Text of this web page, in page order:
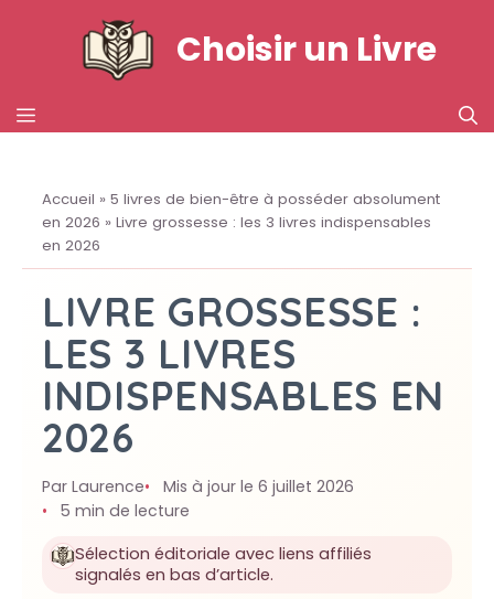
Choisir un Livre
MENU
Accueil » 5 livres de bien-être à posséder absolument
en 2026 » Livre grossesse : les 3 livres indispensables
en 2026
LIVRE GROSSESSE :
LES 3 LIVRES
INDISPENSABLES EN
2026
Par Laurence
Mis à jour le 6 juillet 2026
5 min de lecture
Sélection éditoriale avec liens affiliés
signalés en bas d’article.